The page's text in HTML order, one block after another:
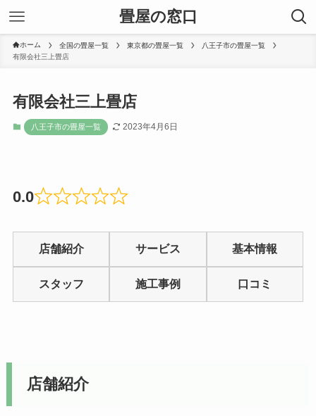
畳屋の窓口
ホーム 全国の畳屋一覧 東京都の畳屋一覧
八王子市の畳屋一覧
有限会社三上畳店
有限会社三上畳店
八王子市の畳屋一覧 2023年4月6日
0.0
Rated
0
out
5
店舗紹介 サービス 基本情報
スタッフ 施工事例 口コミ
店舗紹介